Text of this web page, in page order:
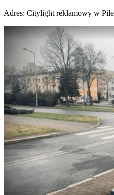
Adres: Citylight reklamowy w Pile